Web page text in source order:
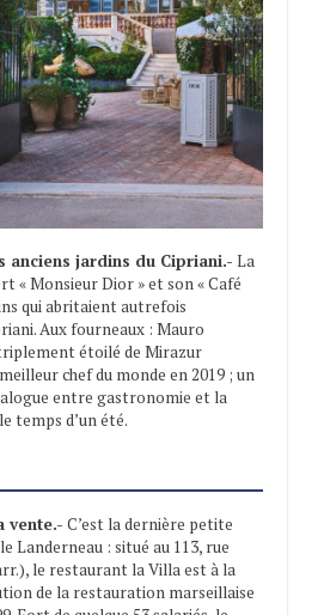
anciens jardins du Cipriani.- La
« Monsieur Dior » et son « Café
qui abritaient autrefois
Aux fourneaux : Mauro
étoilé de Mirazur
chef du monde en 2019 ; un
entre gastronomie et la
temps d’un été.
vente.- C’est la dernière petite
Landerneau : situé au 113, rue
le restaurant la Villa est à la
de la restauration marseillaise